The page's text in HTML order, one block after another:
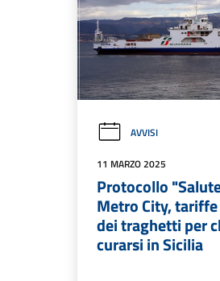
AVVISI
11 MARZO 2025
Protocollo
Metro City,
dei traghetti per
curarsi in Sicilia